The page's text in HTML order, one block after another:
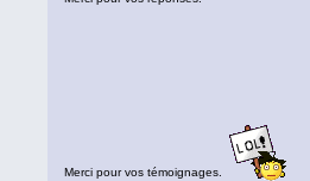
Merci pour vos témoignages.